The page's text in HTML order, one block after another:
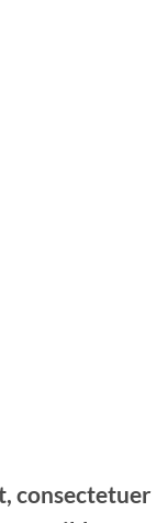
consectetuer